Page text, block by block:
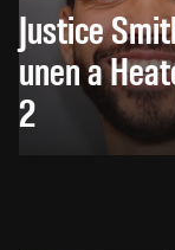
Justice
unen a
2